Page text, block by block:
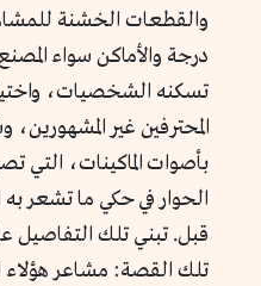
والقطعات الخشنة
درجة والأماكن سواء
تسكنه الشخصيات، واختيار
المحترفين غير
بأصوات الماكينات، التي
الحوار في حكي ما تشعر
قبل. تبني تلك التفاصيل
تلك القصة: مشاعر